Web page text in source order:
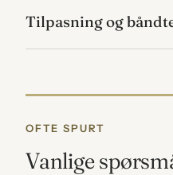
Tilpasning og
OFTE SPURT
Vanlige